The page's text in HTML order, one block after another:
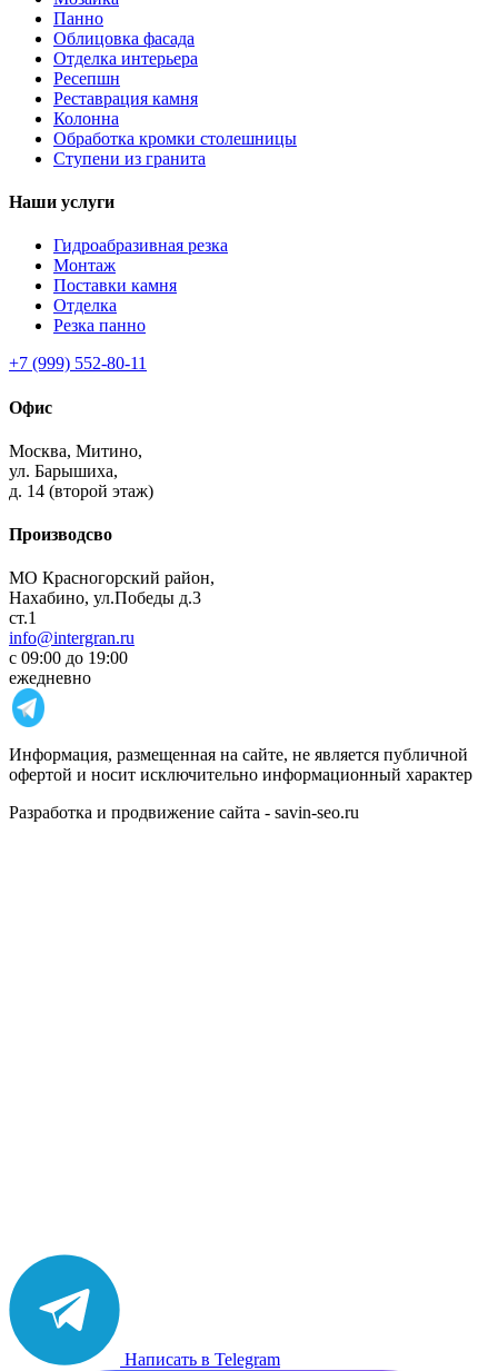
Панно
Облицовка фасада
Отделка интерьера
Ресепшн
Реставрация камня
Колонна
Обработка кромки столешницы
Ступени из гранита
Наши услуги
Гидроабразивная резка
Монтаж
Поставки камня
Отделка
Резка панно
+7 (999) 552-80-11
Офис
Москва, Митино,
ул. Барышиха,
д. 14 (второй этаж)
Производсво
МО Красногорский район,
Нахабино, ул.Победы д.3
ст.1
info@intergran.ru
с 09:00 до 19:00
ежедневно
Информация, размещенная на сайте, не является публичной
офертой и носит исключительно информационный характер
Разработка и продвижение сайта - savin-seo.ru
Написать в Telegram